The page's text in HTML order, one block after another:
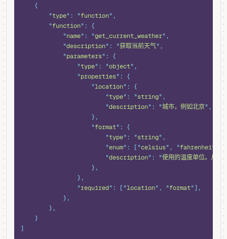
    {
        "
type" : "function" ,
        "
function" :
{
            "
name" : "get_current_weather" ,
            "
description" : "获取当前天气" ,
            "
parameters" :
{
                "
type" : "object" ,
                "
properties" :
{
                    "
location" :
{
                        "
type" : "string" ,
                        "
description" : "城市，例如北京" ,
                    },
                    "
format" :
{
                        "
type" : "string" ,
                        "
enum" : [ "celsius" , "fahrenheit
],
                        "
description" : "使用的温度单位。从所
                    },
                },
                "
required" : [ "location" , "format"],
            },
        },
    }
]